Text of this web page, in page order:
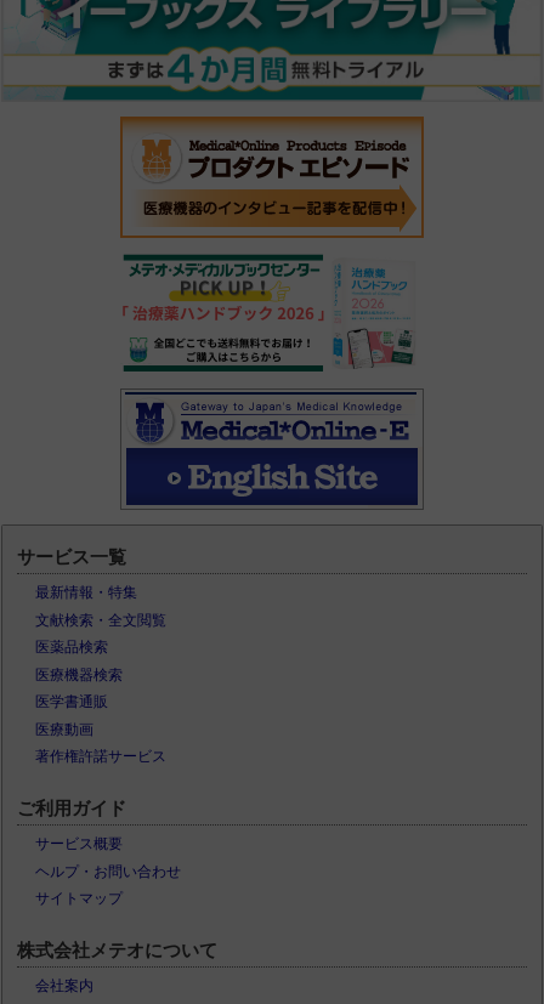
サービス一覧
最新情報・特集
文献検索・全文閲覧
医薬品検索
医療機器検索
医学書通販
医療動画
著作権許諾サービス
ご利用ガイド
サービス概要
ヘルプ・お問い合わせ
サイトマップ
株式会社メテオについて
会社案内